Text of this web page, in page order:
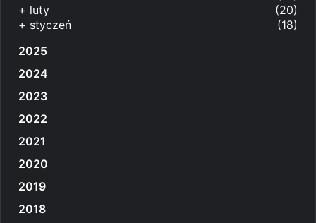
+ luty
(20)
+ styczeń
(18)
2025
2024
2023
2022
2021
2020
2019
2018